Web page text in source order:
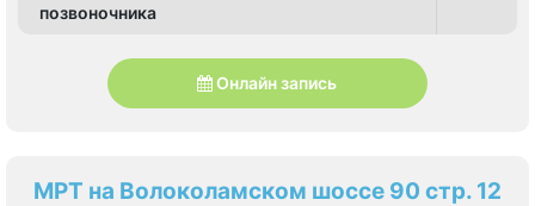
позвоночника
Онлайн запись
МРТ на Волоколамском шоссе 90 стр. 12